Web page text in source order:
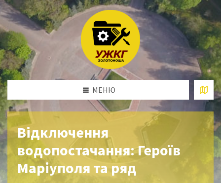
МЕНЮ
Відключення
водопостачання: Героїв
Маріуполя та ряд